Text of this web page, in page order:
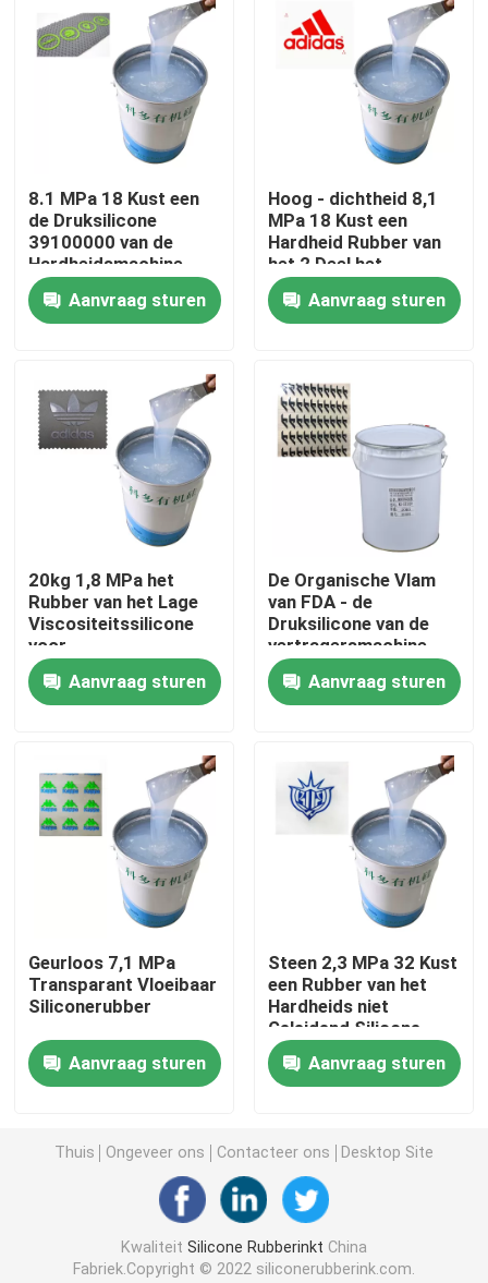
Over ons
Contacten
Silicone Rubberinkt
Het Siliconeinkt van de het schermdruk
In reliëf makende Siliconeinkt
Vloeibaar Vormend Silicone
De Drukinkt van de hitteoverdracht
Silicone Gebaseerde Deklaag
Matte Silicone
Glanzend Silicone
Elektrisch Geleidend Siliconerubber
Silicone Rubberpigment
Silicone Rubberkatalysator
8.1 MPa 18 Kust een
de Druksilicone
39100000 van de
Hardheidsmachine
Aanvraag sturen
Hoog - dichtheid 8,1
MPa 18 Kust een
Hardheid Rubber van
het 2 Deel het
Vloeibare Silicone
Aanvraag sturen
20kg 1,8 MPa het
Rubber van het Lage
Viscositeitssilicone
voor
Machinesverrichtingen
Aanvraag sturen
De Organische Vlam
van FDA - de
Druksilicone van de
vertragersmachine
Aanvraag sturen
Geurloos 7,1 MPa
Transparant Vloeibaar
Siliconerubber
Aanvraag sturen
Steen 2,3 MPa 32 Kust
een Rubber van het
Hardheids niet
Geleidend Silicone
Aanvraag sturen
Thuis Ongeveer ons Contacteer ons Desktop Site
Kwaliteit Silicone Rubberinkt China
Fabriek.Copyright © 2022 siliconerubberink.com.